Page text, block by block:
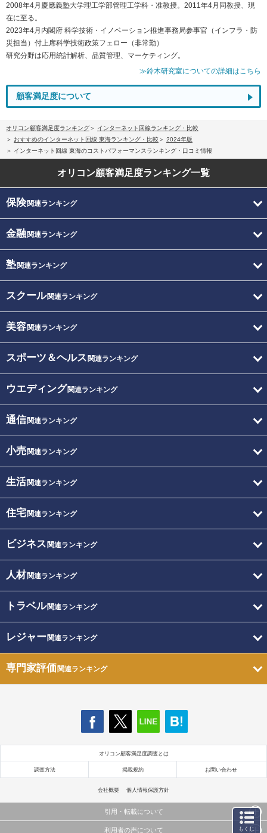
2008年4月慶應義塾大学理工学部管理工学科・准教授。2011年4月同教授、現
在に至る。
2023年4月内閣府 科学技術・イノベーション推進事務局参事官（インフラ・防
災担当）付上席科学技術政策フェロー（非常勤）
研究分野は応用統計解析、品質管理、マーケティング。
≫鈴木研究室についての詳細はこちら
顧客満足度について
オリコン顧客満足度ランキング
インターネット回線ランキング・比較
おすすめのインターネット回線 東海ランキング・比較
2024年版
インターネット回線 東海のコストパフォーマンスランキング・口コミ情報
オリコン顧客満足度ランキング一覧
保険関連ランキング
金融関連ランキング
塾関連ランキング
スクール関連ランキング
美容関連ランキング
スポーツ＆ヘルス 関連ランキング
ウエディング関連ランキング
通信関連ランキング
小売関連ランキング
生活関連ランキング
住宅関連ランキング
ビジネス 関連ランキング
人材関連ランキング
トラベル関連ランキング
レジャー関連ランキング
専門家評価関連ランキング
オリコン顧客満足度調査とは
調査方法 掲載規約 お問い合わせ
会社概要 個人情報保護方針
引用・転載について
利用者の声について もくじ